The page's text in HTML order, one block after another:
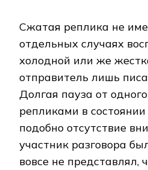
Сжатая реплика не
отдельных случаях
холодной или же
отправитель лишь
Долгая пауза от
репликами в
подобно отсутствие
участник разговора
вовсе не представлял,